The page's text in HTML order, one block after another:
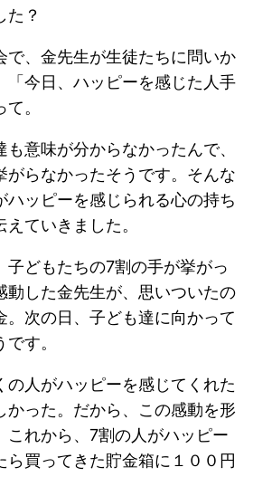
た？
で、金先生が生徒たちに問いか
「今日、ハッピーを感じた人手
。
意味が分からなかったんで、
がらなかったそうです。そんな
ハッピーを感じられる心の持ち
ていきました。
子どもたちの7割の手が挙がっ
動した金先生が、思いついたの
。次の日、子ども達に向かって
す。
の人がハッピーを感じてくれた
かった。だから、この感動を形
これから、7割の人がハッピー
ら買ってきた貯金箱に１００円